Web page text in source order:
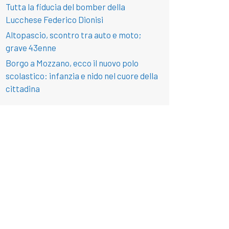
Tutta la fiducia del bomber della
Lucchese Federico Dionisi
Altopascio, scontro tra auto e moto;
grave 43enne
Borgo a Mozzano, ecco il nuovo polo
scolastico: infanzia e nido nel cuore della
cittadina